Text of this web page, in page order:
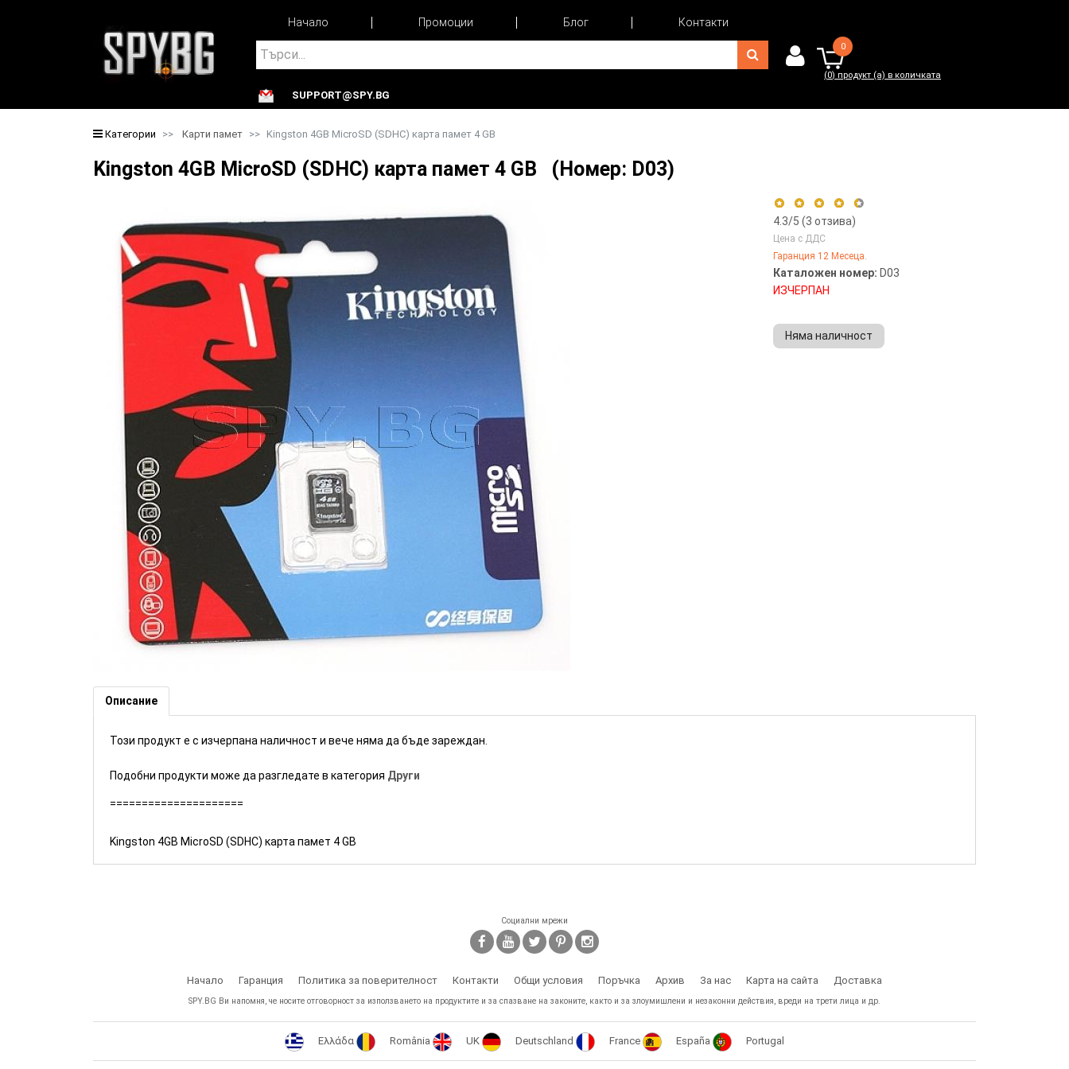
Начало Промоции Блог
Контакти
Search
0
(0) продукт (а) в количката
SUPPORT@SPY.BG
Категории Карти памет Kingston 4GB MicroSD (SDHC) карта памет 4 GB
Kingston 4GB MicroSD (SDHC) карта памет 4 GB (Номер: D03)
4.3/5 (3 отзива)
5 stars
4 stars
2 stars
1 star
Цена с ДДС
Гаранция 12 Месеца.
Каталожен номер: D03
ИЗЧЕРПАН
Няма наличност
Kingston 4GB MicroSD (SDHC) карта памет 4 GB (Номер:
Описание
Този продукт е с изчерпана наличност и вече няма да бъде зареждан.
Подобни продукти може да разгледате в категория Други
=====================
Kingston 4GB MicroSD (SDHC) карта памет 4 GB
Социални мрежи
Начало Гаранция Политика за поверителност Контакти Общи условия Поръчка Архив За нас Карта на сайта Доставка
SPY.BG Ви напомня, че носите отговорност за използването на продуктите и за спазване на законите, както и за злоумишлени и незаконни действия, вреди на трети лица и др.
Ελλάδα România UK Deutschland France España Portugal